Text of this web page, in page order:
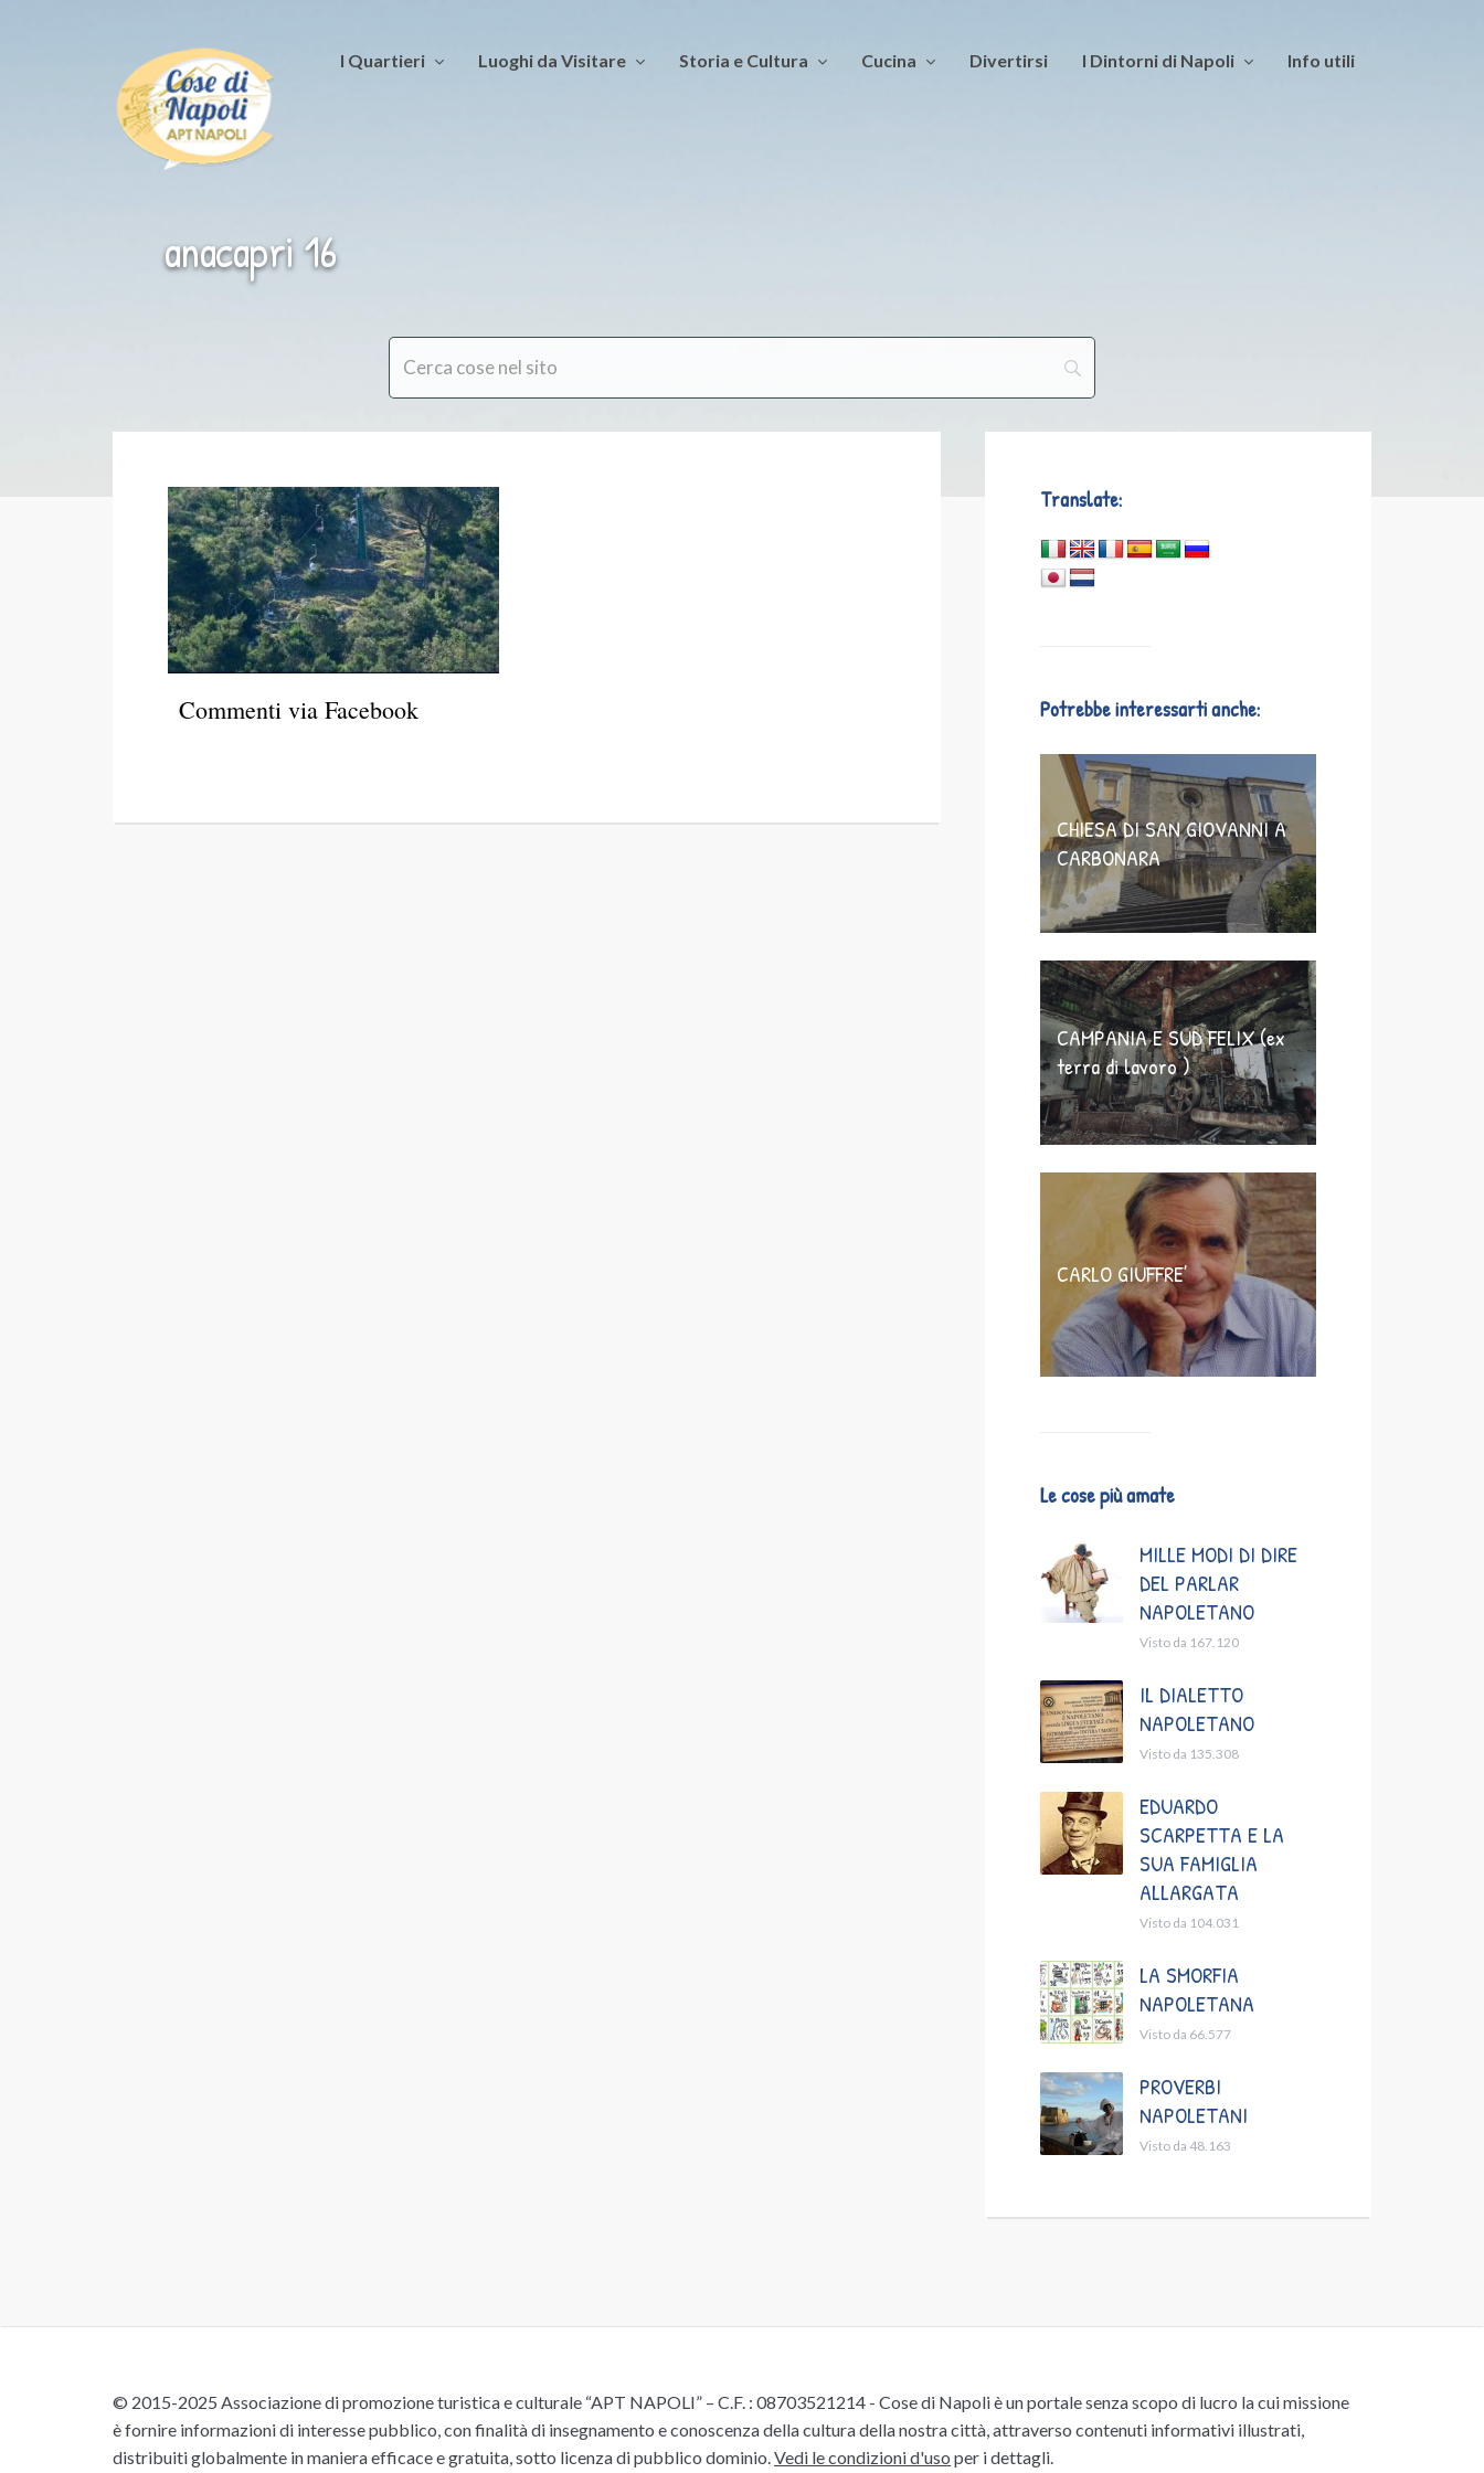
I Quartieri Luoghi da Visitare Storia e Cultura Cucina Divertirsi I Dintorni di Napoli Info utili
anacapri 16
Commenti via Facebook
Translate:
Potrebbe interessarti anche:
CHIESA DI SAN GIOVANNI A
CARBONARA
CAMPANIA E SUD FELIX (ex
terra di lavoro )
CARLO GIUFFRE’
Le cose più amate
MILLE MODI DI DIRE
DEL PARLAR
NAPOLETANO
Visto da 167.120
IL DIALETTO
NAPOLETANO
Visto da 135.308
EDUARDO
SCARPETTA E LA
SUA FAMIGLIA
ALLARGATA
Visto da 104.031
LA SMORFIA
NAPOLETANA
Visto da 66.577
PROVERBI
NAPOLETANI
Visto da 48.163
© 2015-2025 Associazione di promozione turistica e culturale “APT NAPOLI” – C.F. : 08703521214 - Cose di Napoli è un portale senza scopo di lucro la cui missione
è fornire informazioni di interesse pubblico, con finalità di insegnamento e conoscenza della cultura della nostra città, attraverso contenuti informativi illustrati,
distribuiti globalmente in maniera efficace e gratuita, sotto licenza di pubblico dominio.Vedi le condizioni d'uso per i dettagli.